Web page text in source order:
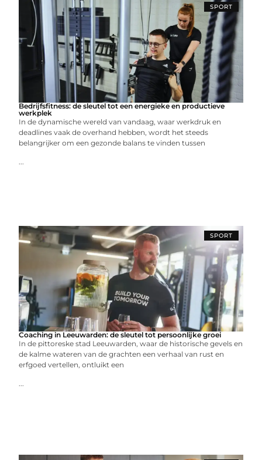
SPORT
Bedrijfsfitness: de sleutel tot een energieke en productieve
werkplek
In de dynamische wereld van vandaag, waar werkdruk en
deadlines vaak de overhand hebben, wordt het steeds
belangrijker om een gezonde balans te vinden tussen
...
SPORT
Coaching in Leeuwarden: de sleutel tot persoonlijke groei
In de pittoreske stad Leeuwarden, waar de historische gevels en
de kalme wateren van de grachten een verhaal van rust en
erfgoed vertellen, ontluikt een
...